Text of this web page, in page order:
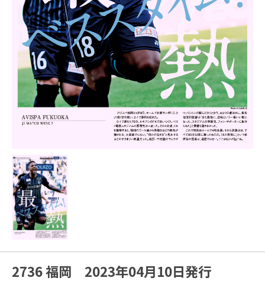
2736 福岡 2023年04月10日発行